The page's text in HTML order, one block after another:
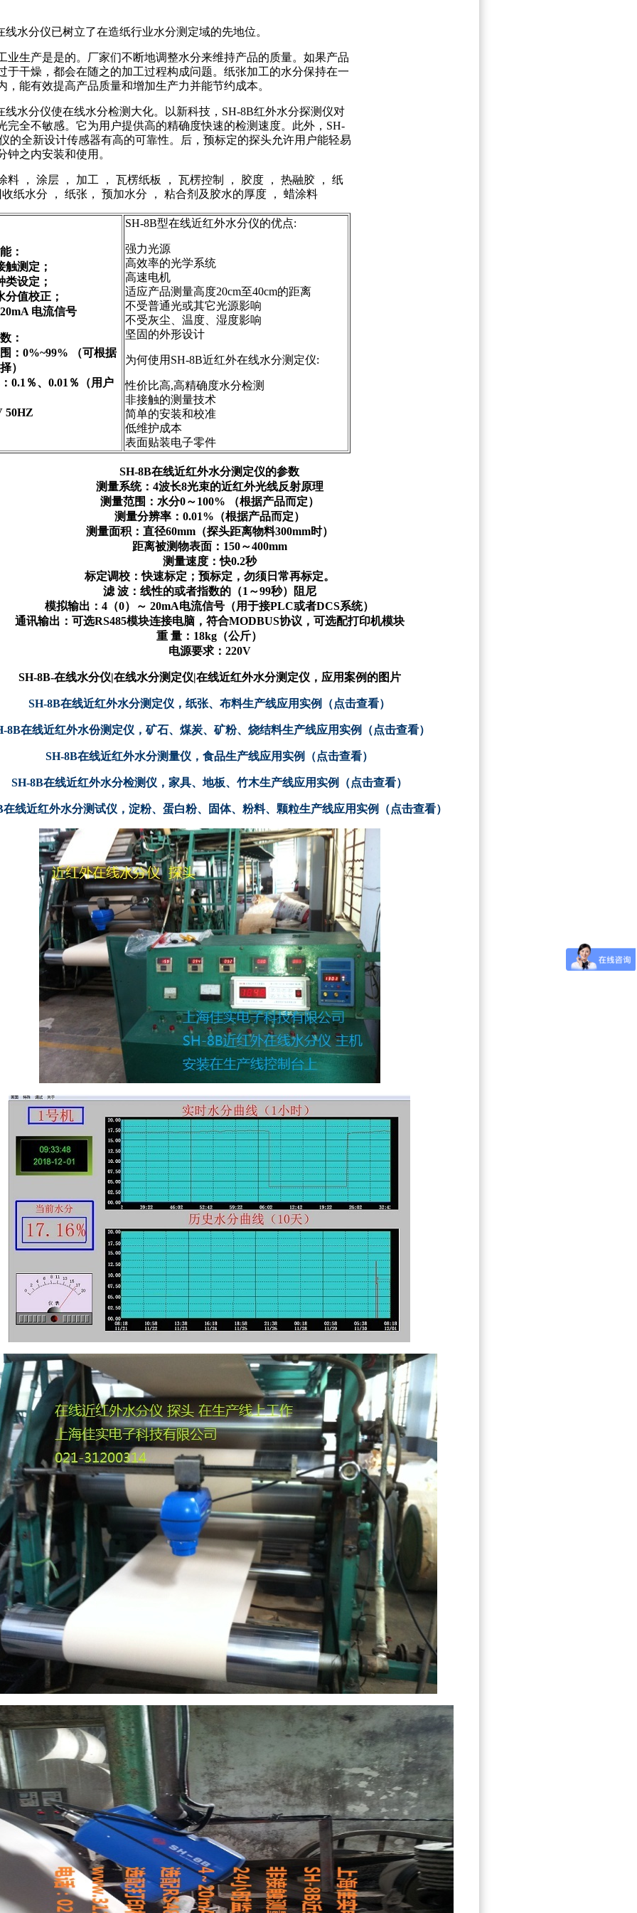
线水分仪已树立了在造纸行业水分测定域的先地位。
业生产是是的。厂家们不断地调整水分来维持产品的质量。如果产品
于干燥，都会在随之的加工过程构成问题。纸张加工的水分保持在一
，能有效提高产品质量和增加生产力并能节约成本。
线水分仪使在线水分检测大化。以新科技，SH-8B红外水分探测仪对
完全不敏感。它为用户提供高的精确度快速的检测速度。此外，SH-
的全新设计传感器有高的可靠性。后，预标定的探头允许用户能轻易
钟之内安装和使用。
料 ， 涂层 ， 加工 ， 瓦楞纸板 ， 瓦楞控制 ， 胶度 ， 热融胶 ， 纸
纸水分 ， 纸张， 预加水分 ， 粘合剂及胶水的厚度 ， 蜡涂料
：
触测定；
类设定；
分值校正；
电流信号
：
：0%~99% （可根据
）
0.1％、0.01％（用户
50HZ
SH-8B型在线近红外水分仪的优点:
强力光源
高效率的光学系统
高速电机
适应产品测量高度20cm至40cm的距离
不受普通光或其它光源影响
不受灰尘、温度、湿度影响
坚固的外形设计
为何使用SH-8B近红外在线水分测定仪:
性价比高,高精确度水分检测
非接触的测量技术
简单的安装和校准
低维护成本
表面贴装电子零件
SH-8B在线近红外水分测定仪的参数
测量系统：4波长8光束的近红外光线反射原理
测量范围：水分0～100% （根据产品而定）
测量分辨率：0.01%（根据产品而定）
测量面积：直径60mm（探头距离物料300mm时）
距离被测物表面：150～400mm
测量速度：快0.2秒
标定调校：快速标定；预标定，勿须日常再标定。
滤 波：线性的或者指数的（1～99秒）阻尼
模拟输出：4（0）～ 20mA电流信号（用于接PLC或者DCS系统）
通讯输出：可选RS485模块连接电脑，符合MODBUS协议，可选配打印机模块
重 量：18kg（公斤）
电源要求：220V
SH-8B-在线水分仪|在线水分测定仪|在线近红外水分测定仪，应用案例的图片
SH-8B在线近红外水分测定仪，纸张、布料生产线应用实例（点击查看）
8B在线近红外水份测定仪，矿石、煤炭、矿粉、烧结料生产线应用实例（点击查看）
SH-8B在线近红外水分测量仪，食品生产线应用实例（点击查看）
SH-8B在线近红外水分检测仪，家具、地板、竹木生产线应用实例（点击查看）
在线近红外水分测试仪，淀粉、蛋白粉、固体、粉料、颗粒生产线应用实例（点击查看）